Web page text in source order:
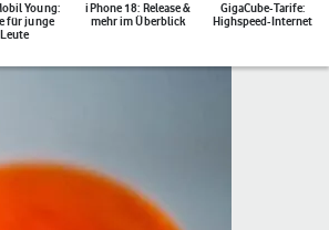
Young:
für junge
Leute
iPhone 18: Release &
mehr im Überblick
GigaCube-Tarife:
Highspeed-Internet